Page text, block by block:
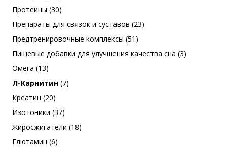
Протеины (30)
Препараты для связок и суставов (23)
Предтренировочные комплексы (51)
Пищевые добавки для улучшения качества сна (3)
Омега (13)
Л-Карнитин (7)
Креатин (20)
Изотоники (37)
Жиросжигатели (18)
Глютамин (6)